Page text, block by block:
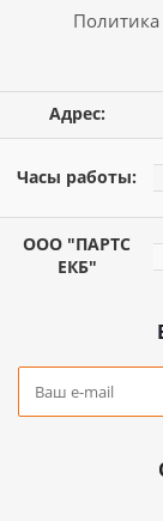
Адрес:
Часы работы:
ООО "ПАРТС
ЕКБ"